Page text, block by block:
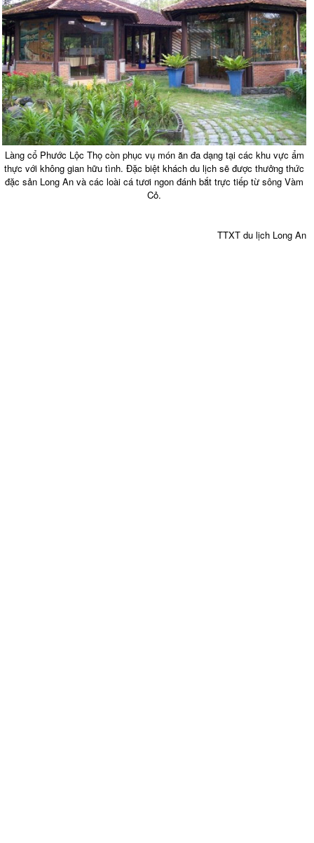
Làng cổ Phước Lộc Thọ còn phục vụ món ăn đa dạng tại các khu vực ẩm
thực với không gian hữu tình. Đặc biệt khách du lịch sẽ được thưởng thức
đặc sản Long An và các loài cá tươi ngon đánh bắt trực tiếp từ sông Vàm
Cỏ.
TTXT du lịch Long An